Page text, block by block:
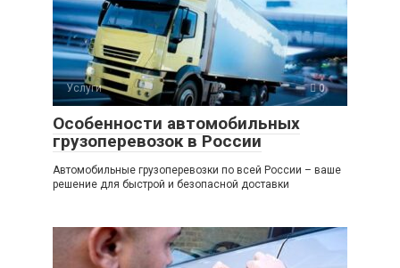
Услуги 0
Особенности автомобильных
грузоперевозок в России
Автомобильные грузоперевозки по всей России – ваше
решение для быстрой и безопасной доставки